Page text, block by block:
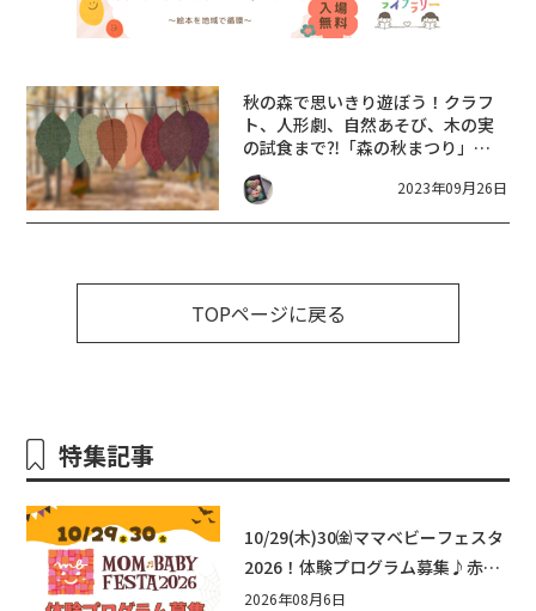
秋の森で思いきり遊ぼう！クラフ
ト、人形劇、自然あそび、木の実
の試食まで⁈「森の秋まつり」栗
東自然観察の森にて【10/15】
2023年09月26日
TOPページに戻る
特集記事
10/29(木)30㈮ママベビーフェスタ
2026！体験プログラム募集♪赤ち
ゃん向けイベントに出演しません
2026年08月6日